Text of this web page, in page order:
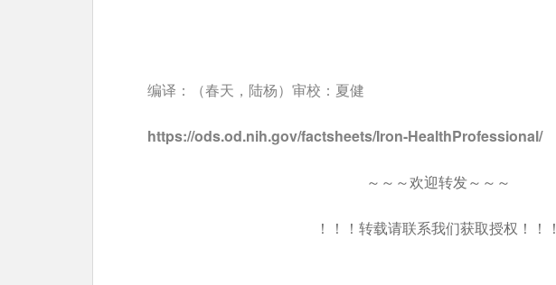
编译：（春天，陆杨）审校：夏健
https://ods.od.nih.gov/factsheets/Iron-HealthProfessional/
～～～欢迎转发～～～
！！！转载请联系我们获取授权！！！